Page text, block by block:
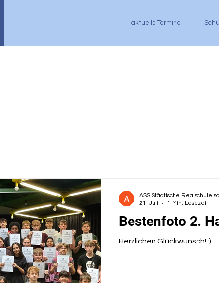
aktuelle Termine
Bestenfoto 2.
Herzlichen Glückwunsch! :)
ASS Städtische Realschule
21. Juli
1 Min. Lesezeit